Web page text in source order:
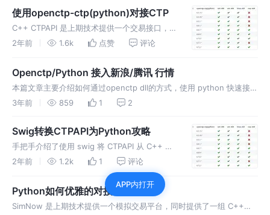
https://github.com/open
使用openctp-ctp(python)对接CTP
C++ CTPAPI 是上期技术提供一个交易接口，用
于连接柜台进行交易。由于 C++ 本身的难度以
2年前 1.6k 点赞 评论
Openctp/Python 接入新浪/腾讯 行情
本篇文章主要介绍如何通过openctp dll的方式，使用 python 快速接入
新浪行情 环境信息 Win64 / CTPAPI 6.6.7 / Python 3.9.10 准备文件
3年前 859 1 2
Swig转换CTPAPI为Python攻略
手把手介绍了使用 swig 将 CTPAPI 从 C++ 转
换为 Python 的详细过程, 纵享丝滑。
2年前 1.2k 1 评论
Python如何优雅的对接SimNow
SimNow 是上期技术提供一个模拟交易平台，同时提供了一组 C++
APP内打开